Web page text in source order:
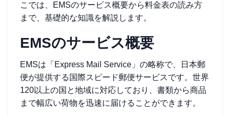
こでは、EMSのサービス概要から料金表の読み方
まで、基礎的な知識を解説します。
EMSのサービス概要
EMSは「Express Mail Service」の略称で、日本郵
便が提供する国際スピード郵便サービスです。世界
120以上の国と地域に対応しており、書類から商品
まで幅広い荷物を迅速に届けることができます。